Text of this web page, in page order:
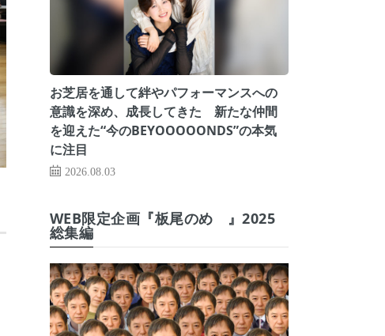
お芝居を通して絆やパフォーマンスへの
意識を深め、成長してきた 新たな仲間
を迎えた“今のBEYOOOOONDS”の本気
に注目
2026.08.03
WEB限定企画『板尾のめ゙』2025
総集編